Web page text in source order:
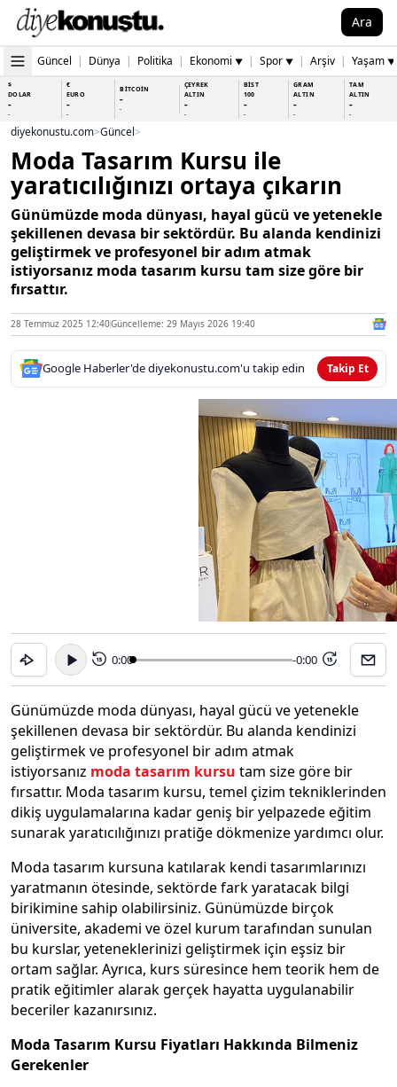
Ara
Güncel | Dünya | Politika | Ekonomi ▼ | Spor ▼ | Arşiv | Yaşam ▼
$
DOLAR
-
-
€
EURO
-
-
BİTCOİN
-
-
ÇEYREK
ALTIN
-
-
BİST
100
-
-
GRAM
ALTIN
-
-
TAM
ALTIN
-
-
diyekonustu.com>Güncel>
Moda Tasarım Kursu ile
yaratıcılığınızı ortaya çıkarın
Günümüzde moda dünyası, hayal gücü ve yetenekle
şekillenen devasa bir sektördür. Bu alanda kendinizi
geliştirmek ve profesyonel bir adım atmak
istiyorsanız moda tasarım kursu tam size göre bir
fırsattır.
28 Temmuz 2025 12:40Güncelleme: 29 Mayıs 2026 19:40
Google Haberler'de diyekonustu.com'u takip edin Takip Et
15 0:00 -0:00 15
Günümüzde moda dünyası, hayal gücü ve yetenekle
şekillenen devasa bir sektördür. Bu alanda kendinizi
geliştirmek ve profesyonel bir adım atmak
istiyorsanız moda tasarım kursu tam size göre bir
fırsattır. Moda tasarım kursu, temel çizim tekniklerinden
dikiş uygulamalarına kadar geniş bir yelpazede eğitim
sunarak yaratıcılığınızı pratiğe dökmenize yardımcı olur.
Moda tasarım kursuna katılarak kendi tasarımlarınızı
yaratmanın ötesinde, sektörde fark yaratacak bilgi
birikimine sahip olabilirsiniz. Günümüzde birçok
üniversite, akademi ve özel kurum tarafından sunulan
bu kurslar, yeteneklerinizi geliştirmek için eşsiz bir
ortam sağlar. Ayrıca, kurs süresince hem teorik hem de
pratik eğitimler alarak gerçek hayatta uygulanabilir
beceriler kazanırsınız.
Moda Tasarım Kursu Fiyatları Hakkında Bilmeniz
Gerekenler